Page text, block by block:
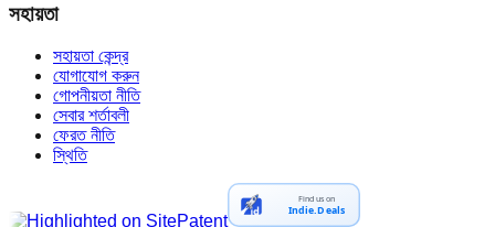
সহায়তা
সহায়তা কেন্দ্র
যোগাযোগ করুন
গোপনীয়তা নীতি
সেবার শর্তাবলী
ফেরত নীতি
স্থিতি